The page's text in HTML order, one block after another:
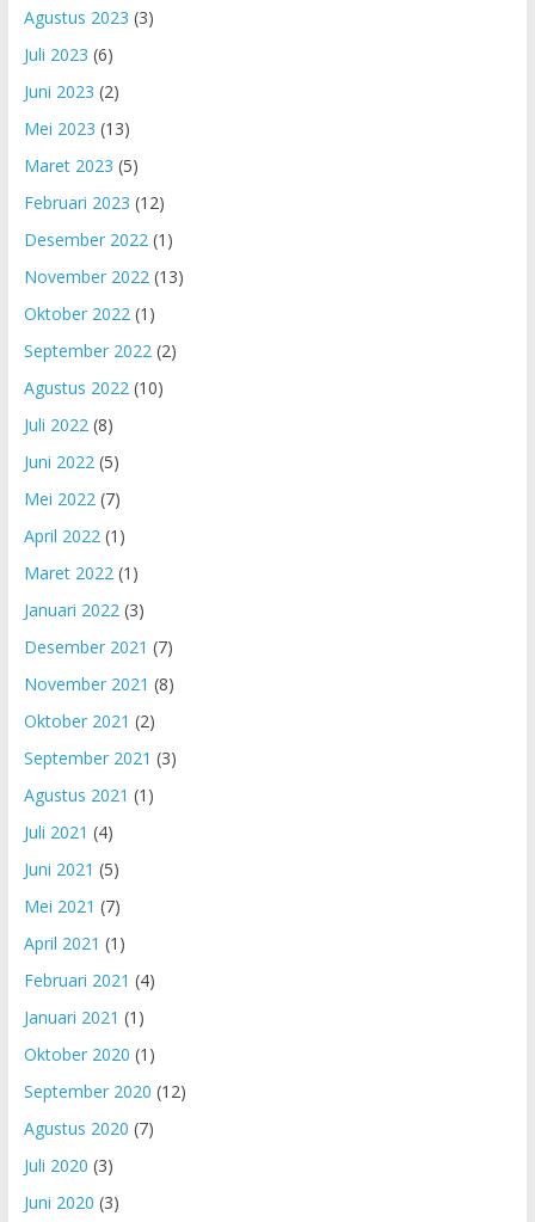
Agustus 2023 (3)
Juli 2023 (6)
Juni 2023 (2)
Mei 2023 (13)
Maret 2023 (5)
Februari 2023 (12)
Desember 2022(1)
November 2022(13)
Oktober 2022(1)
September 2022(2)
Agustus 2022(10)
Juli 2022(8)
Juni 2022(5)
Mei 2022(7)
April 2022(1)
Maret 2022(1)
Januari 2022(3)
Desember 2021 (7)
November 2021 (8)
Oktober 2021 (2)
September 2021 (3)
Agustus 2021 (1)
Juli 2021 (4)
Juni 2021 (5)
Mei 2021 (7)
April 2021 (1)
Februari 2021 (4)
Januari 2021 (1)
Oktober 2020 (1)
September 2020 (12)
Agustus 2020 (7)
Juli 2020 (3)
Juni 2020 (3)